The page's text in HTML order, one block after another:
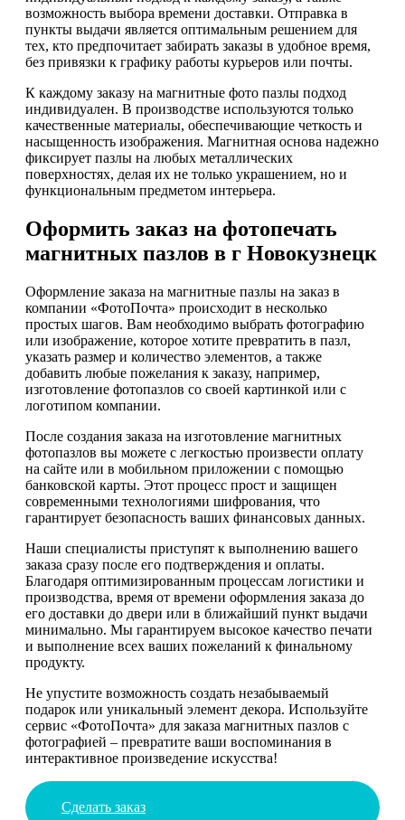
возможность выбора времени доставки. Отправка в
пункты выдачи является оптимальным решением для
тех, кто предпочитает забирать заказы в удобное время,
без привязки к графику работы курьеров или почты.
К каждому заказу на магнитные фото пазлы подход
индивидуален. В производстве используются только
качественные материалы, обеспечивающие четкость и
насыщенность изображения. Магнитная основа надежно
фиксирует пазлы на любых металлических
поверхностях, делая их не только украшением, но и
функциональным предметом интерьера.
Оформить заказ на фотопечать
магнитных пазлов в г Новокузнецк
Оформление заказа на магнитные пазлы на заказ в
компании «ФотоПочта» происходит в несколько
простых шагов. Вам необходимо выбрать фотографию
или изображение, которое хотите превратить в пазл,
указать размер и количество элементов, а также
добавить любые пожелания к заказу, например,
изготовление фотопазлов со своей картинкой или с
логотипом компании.
После создания заказа на изготовление магнитных
фотопазлов вы можете с легкостью произвести оплату
на сайте или в мобильном приложении с помощью
банковской карты. Этот процесс прост и защищен
современными технологиями шифрования, что
гарантирует безопасность ваших финансовых данных.
Наши специалисты приступят к выполнению вашего
заказа сразу после его подтверждения и оплаты.
Благодаря оптимизированным процессам логистики и
производства, время от времени оформления заказа до
его доставки до двери или в ближайший пункт выдачи
минимально. Мы гарантируем высокое качество печати
и выполнение всех ваших пожеланий к финальному
продукту.
Не упустите возможность создать незабываемый
подарок или уникальный элемент декора. Используйте
сервис «ФотоПочта» для заказа магнитных пазлов с
фотографией – превратите ваши воспоминания в
интерактивное произведение искусства!
Сделать заказ